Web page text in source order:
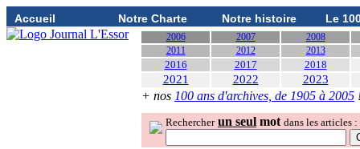
Accueil Notre Charte Notre histoire Le
2006 2007
2008
2011
2012 2013
2016 2017 2018
2021 2022 2023
+ nos 100 ans d'archives, de 1905 à 2005
Rechercher un seul mot dans les articles :